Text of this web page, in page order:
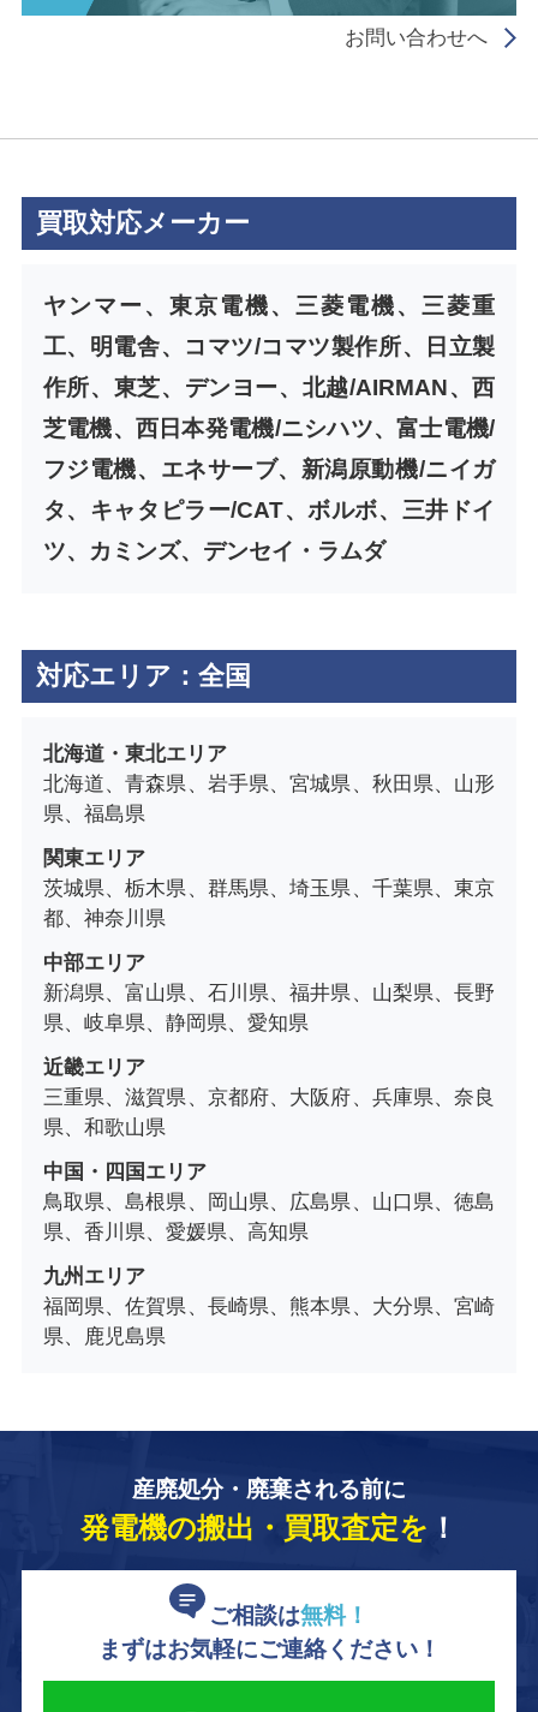
お問い合わせへ
買取対応メーカー
ヤンマー、東京電機、三菱電機、三菱重
工、明電舎、コマツ/コマツ製作所、日立製
作所、東芝、デンヨー、北越/AIRMAN、西
芝電機、西日本発電機/ニシハツ、富士電機/
フジ電機、エネサーブ、新潟原動機/ニイガ
タ、キャタピラー/CAT、ボルボ、三井ドイ
ツ、カミンズ、デンセイ・ラムダ
対応エリア：全国
北海道・東北エリア
北海道、青森県、岩手県、宮城県、秋田県、山形
県、福島県
関東エリア
茨城県、栃木県、群馬県、埼玉県、千葉県、東京
都、神奈川県
中部エリア
新潟県、富山県、石川県、福井県、山梨県、長野
県、岐阜県、静岡県、愛知県
近畿エリア
三重県、滋賀県、京都府、大阪府、兵庫県、奈良
県、和歌山県
中国・四国エリア
鳥取県、島根県、岡山県、広島県、山口県、徳島
県、香川県、愛媛県、高知県
九州エリア
福岡県、佐賀県、長崎県、熊本県、大分県、宮崎
県、鹿児島県
産廃処分・廃棄される前に
発電機の搬出・買取査定を ！
ご相談は無料！
まずはお気軽にご連絡ください！